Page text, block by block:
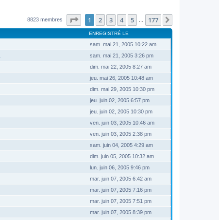
8823 membres Page sur177
1 2 3 4 5 177
ENREGISTRÉ LE
sam. mai 21, 2005 10:22 am
sam. mai 21, 2005 3:26 pm
dim. mai 22, 2005 8:27 am
jeu. mai 26, 2005 10:48 am
dim. mai 29, 2005 10:30 pm
jeu. juin 02, 2005 6:57 pm
jeu. juin 02, 2005 10:30 pm
ven. juin 03, 2005 10:46 am
ven. juin 03, 2005 2:38 pm
sam. juin 04, 2005 4:29 am
dim. juin 05, 2005 10:32 am
lun. juin 06, 2005 9:46 pm
mar. juin 07, 2005 6:42 am
mar. juin 07, 2005 7:16 pm
mar. juin 07, 2005 7:51 pm
mar. juin 07, 2005 8:39 pm